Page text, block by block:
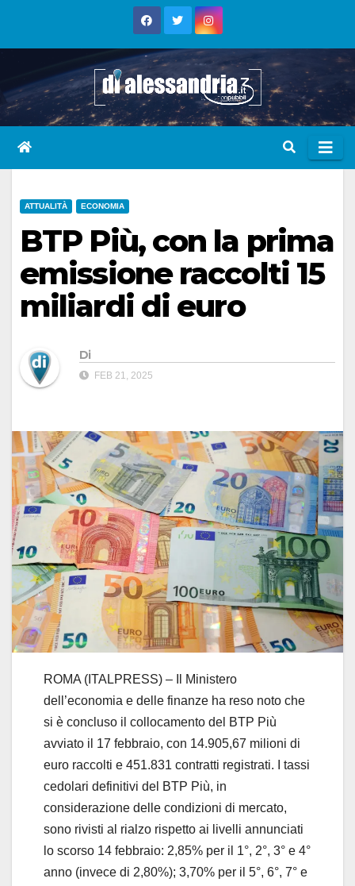
ATTUALITÀ ECONOMIA
BTP Più, con la prima
emissione raccolti 15
miliardi di euro
Di
FEB 21, 2025
ROMA (ITALPRESS) – Il Ministero
dell’economia e delle finanze ha reso noto che
si è concluso il collocamento del BTP Più
avviato il 17 febbraio, con 14.905,67 milioni di
euro raccolti e 451.831 contratti registrati. I tassi
cedolari definitivi del BTP Più, in
considerazione delle condizioni di mercato,
sono rivisti al rialzo rispetto ai livelli annunciati
lo scorso 14 febbraio: 2,85% per il 1°, 2°, 3° e 4°
anno (invece di 2,80%); 3,70% per il 5°, 6°, 7° e